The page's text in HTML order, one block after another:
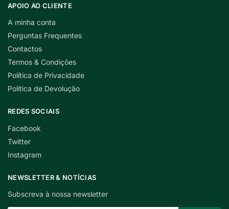
APOIO AO CLIENTE
A minha conta
Perguntas Frequentes
Contactos
Termos & Condições
Política de Privacidade
Política de Devolução
REDES SOCIAIS
Facebook
Twitter
Instagram
NEWSLETTER & NOTÍCIAS
Subscreva à nossa newsletter